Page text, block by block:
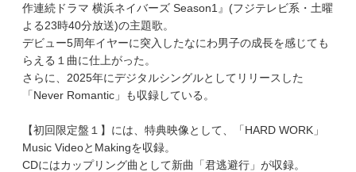
作連続ドラマ 横浜ネイバーズ Season1』(フジテレビ系・土曜
よる23時40分放送)の主題歌。
デビュー5周年イヤーに突入したなにわ男子の成長を感じても
らえる１曲に仕上がった。
さらに、2025年にデジタルシングルとしてリリースした
「Never Romantic」も収録している。
【初回限定盤１】には、特典映像として、「HARD WORK」
Music VideoとMakingを収録。
CDにはカップリング曲として新曲「君逃避行」が収録。